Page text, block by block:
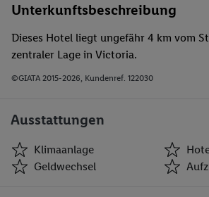
Unterkunftsbeschreibung
Dieses Hotel liegt ungefähr 4 km vom
zentraler Lage in Victoria.
©GIATA 2015-2026, Kundenref. 122030
Ausstattungen
Klimaanlage
Geldwechsel